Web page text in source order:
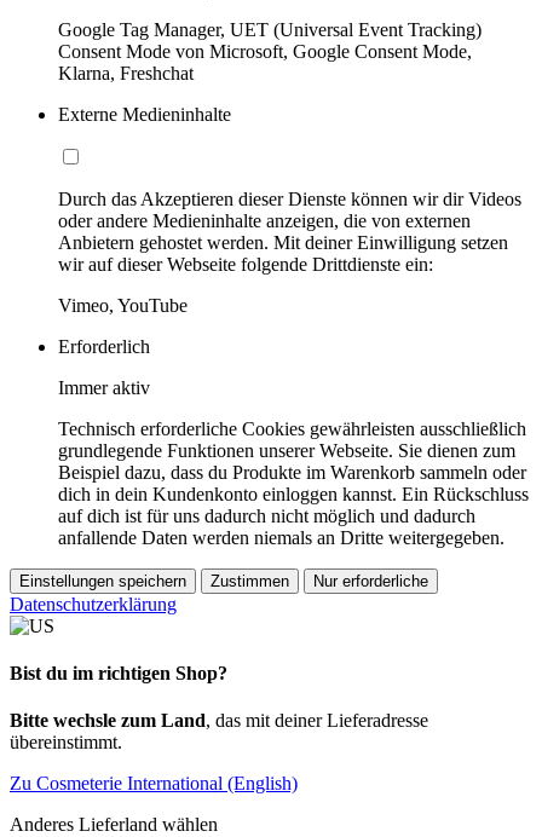
Google Tag Manager, UET (Universal Event Tracking)
Consent Mode von Microsoft, Google Consent Mode,
Klarna, Freshchat
Externe Medieninhalte
Durch das Akzeptieren dieser Dienste können wir dir Videos
oder andere Medieninhalte anzeigen, die von externen
Anbietern gehostet werden. Mit deiner Einwilligung setzen
wir auf dieser Webseite folgende Drittdienste ein:
Vimeo, YouTube
Erforderlich
Immer aktiv
Technisch erforderliche Cookies gewährleisten ausschließlich
grundlegende Funktionen unserer Webseite. Sie dienen zum
Beispiel dazu, dass du Produkte im Warenkorb sammeln oder
dich in dein Kundenkonto einloggen kannst. Ein Rückschluss
auf dich ist für uns dadurch nicht möglich und dadurch
anfallende Daten werden niemals an Dritte weitergegeben.
Einstellungen speichern Zustimmen Nur erforderliche
Datenschutzerklärung
Bist du im richtigen Shop?
Bitte wechsle zum Land, das mit deiner Lieferadresse
übereinstimmt.
Zu Cosmeterie International (English)
Anderes Lieferland wählen